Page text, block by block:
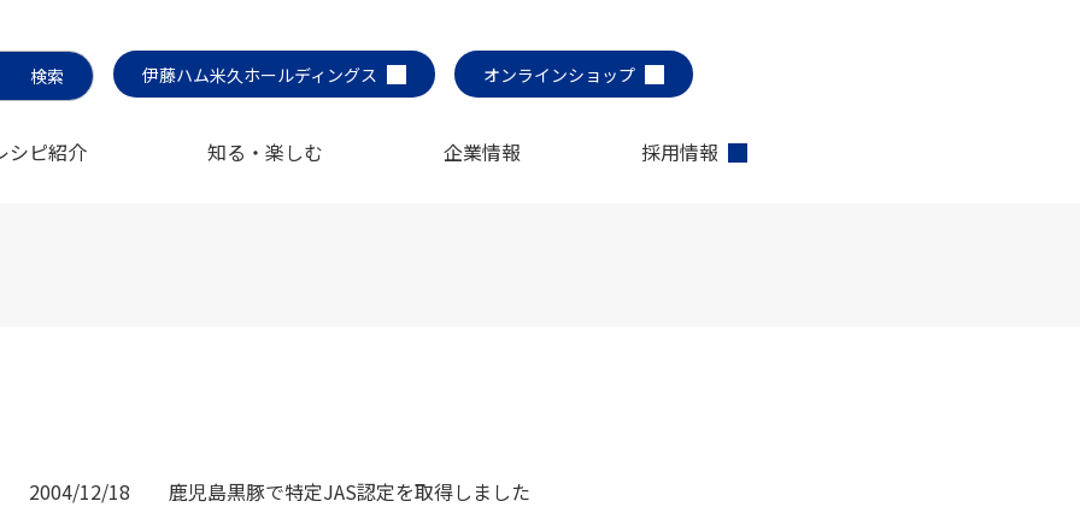
伊藤ハム米久ホールディングス
オンラインショップ
シピ紹介 知る・楽しむ 企業情報 採用情報
2004/12/18 鹿児島黒豚で特定JAS認定を取得しました